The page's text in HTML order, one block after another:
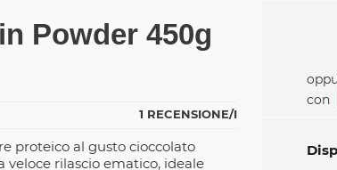
Powder 450g
1 RECENSIONE/I
proteico al gusto cioccolato
rilascio ematico, ideale
con